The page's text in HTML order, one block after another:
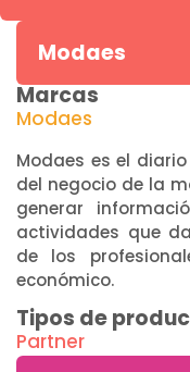
Modaes
Marcas
Modaes
Modaes es el
del negocio de la
generar
actividades que
de los
económico.
Tipos de
Partner